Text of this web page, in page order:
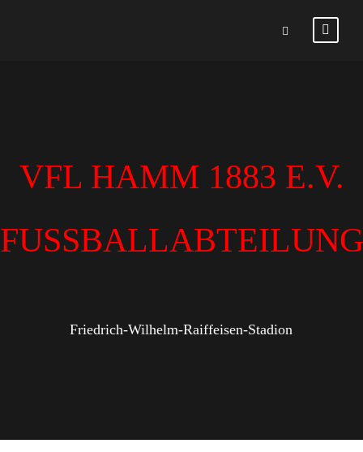
VFL HAMM 1883 E.V.
FUSSBALLABTEILUNG
Friedrich-Wilhelm-Raiffeisen-Stadion